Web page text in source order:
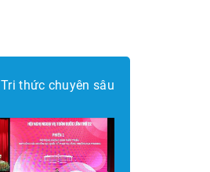
Tri thức chuyên sâu